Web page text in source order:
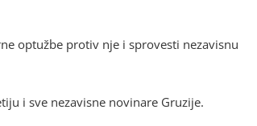
optužbe protiv nje i sprovesti nezavisnu
i sve nezavisne novinare Gruzije.